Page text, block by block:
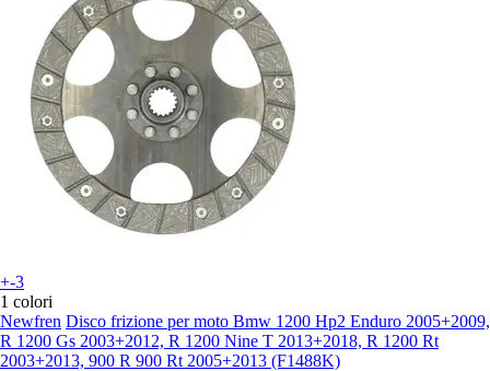
+-3
1 colori
Newfren Disco frizione per moto Bmw 1200 Hp2 Enduro 2005+2009,
R 1200 Gs 2003+2012, R 1200 Nine T 2013+2018, R 1200 Rt
2003+2013, 900 R 900 Rt 2005+2013 (F1488K)